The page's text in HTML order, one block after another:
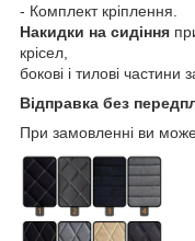
- Комплект кріплення.
Накидки на сидіння
крісел,
бокові і тилові
Відправка без
При замовленні ви